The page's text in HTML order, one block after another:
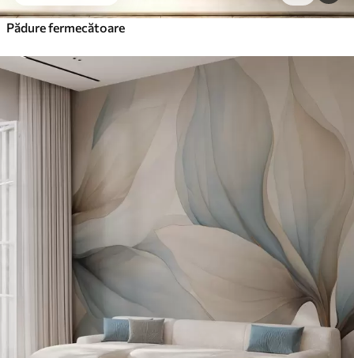
Pădure fermecătoare